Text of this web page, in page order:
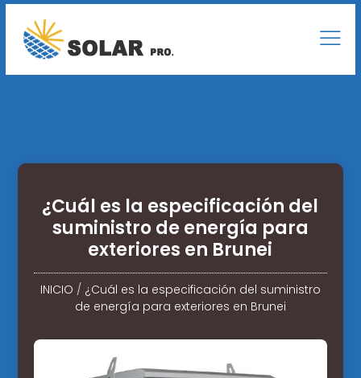
¿Cuál es la especificación del
suministro de energía para
exteriores en Brunei
INICIO / ¿Cuál es la especificación del suministro
de energía para exteriores en Brunei